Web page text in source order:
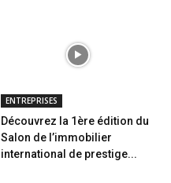
ENTREPRISES
Découvrez la 1ère édition du
Salon de l’immobilier
international de prestige...